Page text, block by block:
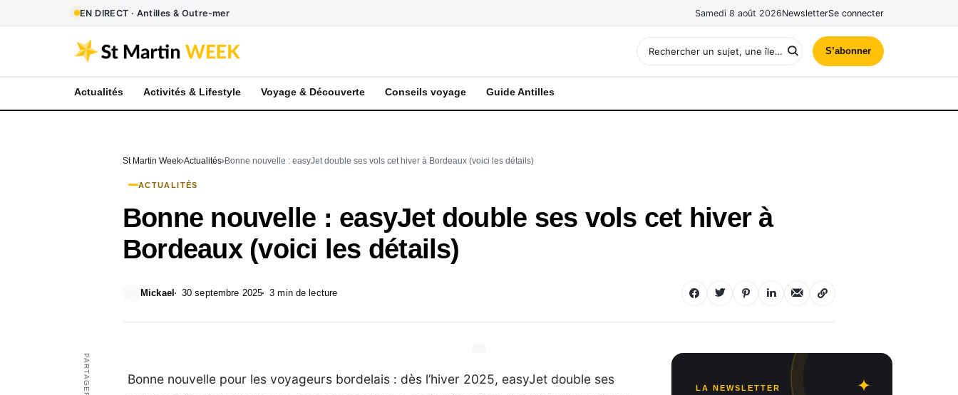
EN DIRECT · Antilles & Outre-mer Samedi 8 août 2026NewsletterSe connecter
S’abonner
Actualités Activités & Lifestyle Voyage & Découverte Conseils voyage Guide Antilles
St Martin Week Actualités Bonne nouvelle : easyJet double ses vols cet hiver à Bordeaux (voici les détails)
ACTUALITÉS
Bonne nouvelle : easyJet double ses vols cet hiver à
Bordeaux (voici les détails)
Mickael 30 septembre 2025 3 min de lecture
PARTAGER
Bonne nouvelle pour les voyageurs bordelais : dès l’hiver 2025, easyJet double ses
LA NEWSLETTER